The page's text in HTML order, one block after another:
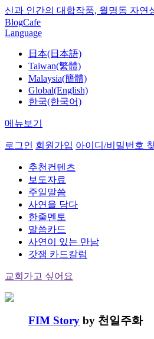
신과 인간의 대합작품, 월명동 자연
BlogCafe
Language
日本(日本語)
Taiwan(繁體)
Malaysia(簡體)
Global(English)
한국(한국어)
메뉴보기
로그인 회원가입 아이디/비밀번호 찾
추천컨텐츠
보도자료
주일말씀
사연을 담다
한줄멘토
말씀카드
사연이 있는 만남
갓잼 카드칼럼
교회가고 싶어요
FIM Story by 천일주화